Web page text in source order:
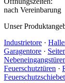
nach Vereinbarung
Unser
Industrietore ·
Garagentore ·
Feuerschutztüren ·